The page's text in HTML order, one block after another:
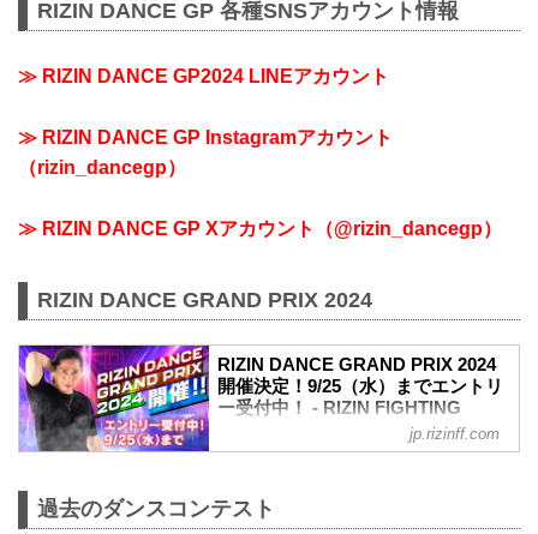
RIZIN DANCE GP 各種SNSアカウント情報
≫ RIZIN DANCE GP2024 LINEアカウント
≫ RIZIN DANCE GP Instagramアカウント
（rizin_dancegp）
≫ RIZIN DANCE GP Xアカウント（@rizin_dancegp）
RIZIN DANCE GRAND PRIX 2024
RIZIN DANCE GRAND PRIX 2024
開催決定！9/25（水）までエントリ
ー受付中！ - RIZIN FIGHTING
FEDERATION オフィシャルサイト
が今年も開催が決定したぞ！
このダンスコンテストは、ダンス界のレ
jp.rizinff.com
過去のダンスコンテスト